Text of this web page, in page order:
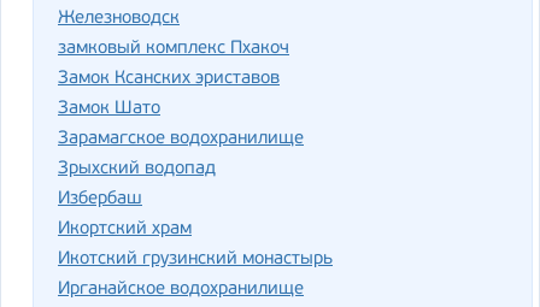
Железноводск
замковый комплекс Пхакоч
Замок Ксанских эриставов
Замок Шато
Зарамагское водохранилище
Зрыхский водопад
Избербаш
Икортский храм
Икотский грузинский монастырь
Ирганайское водохранилище